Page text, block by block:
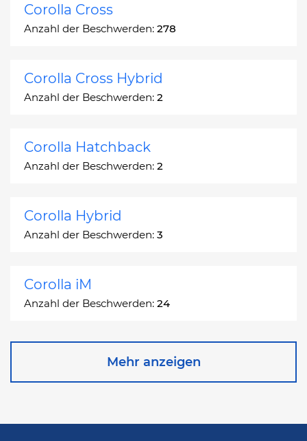
Corolla Cross
Anzahl der Beschwerden: 278
Corolla Cross Hybrid
Anzahl der Beschwerden: 2
Corolla Hatchback
Anzahl der Beschwerden: 2
Corolla Hybrid
Anzahl der Beschwerden: 3
Corolla iM
Anzahl der Beschwerden: 24
Corona Station Wagon
Mehr anzeigen